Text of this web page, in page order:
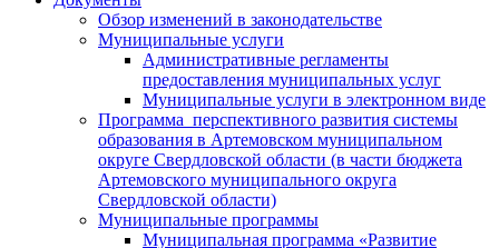
Обзор изменений в законодательстве
Муниципальные услуги
Административные регламенты
предоставления муниципальных услуг
Муниципальные услуги в электронном виде
Программа перспективного развития системы
образования в Артемовском муниципальном
округе Свердловской области (в части бюджета
Артемовского муниципального округа
Свердловской области)
Муниципальные программы
Муниципальная программа «Развитие